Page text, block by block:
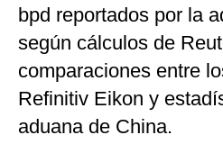
bpd reportados por la
según cálculos de
comparaciones entre
Refinitiv Eikon y
aduana de China.